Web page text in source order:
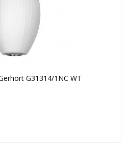
G31314/1NC WT